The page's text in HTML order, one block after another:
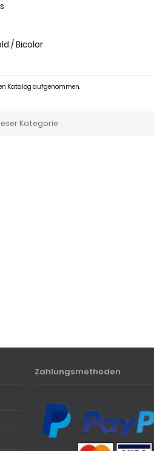
/ Bicolor
Katalog aufgenommen.
Kategorie
Zahlungsmethoden